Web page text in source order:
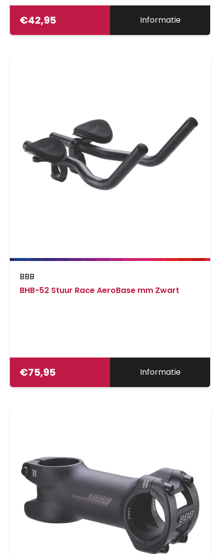
€42,95 Informatie
BBB
BHB-52 Stuur Race AeroBase mm Zwart
€75,95 Informatie